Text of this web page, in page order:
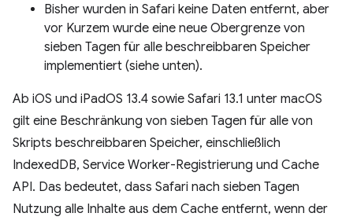
Bisher wurden in Safari keine Daten entfernt, aber
vor Kurzem wurde eine neue Obergrenze von
sieben Tagen für alle beschreibbaren Speicher
implementiert (siehe unten).
Ab iOS und iPadOS 13.4 sowie Safari 13.1 unter macOS
gilt eine Beschränkung von sieben Tagen für alle von
Skripts beschreibbaren Speicher, einschließlich
IndexedDB, Service Worker-Registrierung und Cache
API. Das bedeutet, dass Safari nach sieben Tagen
Nutzung alle Inhalte aus dem Cache entfernt, wenn der